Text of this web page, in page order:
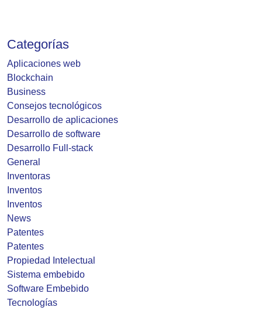
Categorías
Aplicaciones web
Blockchain
Business
Consejos tecnológicos
Desarrollo de aplicaciones
Desarrollo de software
Desarrollo Full-stack
General
Inventoras
Inventos
Inventos
News
Patentes
Patentes
Propiedad Intelectual
Sistema embebido
Software Embebido
Tecnologías